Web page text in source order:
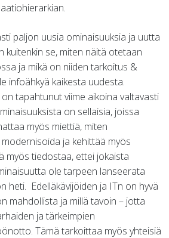
paljon uusia ominaisuuksia ja uutta
kuitenkin se, miten näitä otetaan
ja mikä on niiden tarkoitus &
infoähkyä kaikesta uudesta.
tapahtunut viime aikoina valtavasti
on sellaisia, joissa
myös miettiä, miten
ja kehittää myös
myös tiedostaa, ettei jokaista
ole tarpeen lanseerata
heti. Edelläkävijöiden ja ITn on hyvä
mahdollista ja millä tavoin – jotta
ja tärkeimpien
Tämä tarkoittaa myös yhteisiä